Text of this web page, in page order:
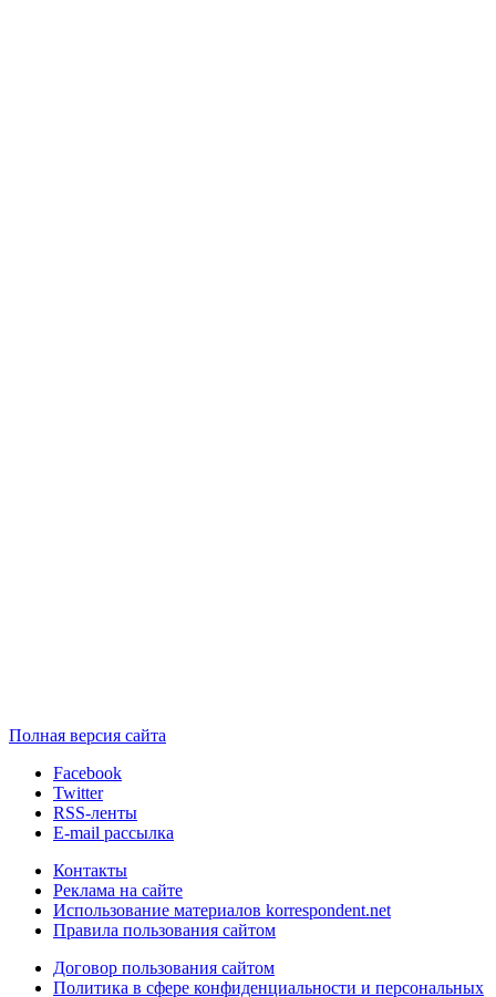
Полная версия сайта
Facebook
Twitter
RSS-ленты
E-mail рассылка
Контакты
Реклама на сайте
Использование материалов korrespondent.net
Правила пользования сайтом
Договор пользования сайтом
Политика в сфере конфиденциальности и персональных